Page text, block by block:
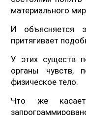
материального
И объясняется
притягивает
У этих существ
органы чувств,
физическое тело.
Что же